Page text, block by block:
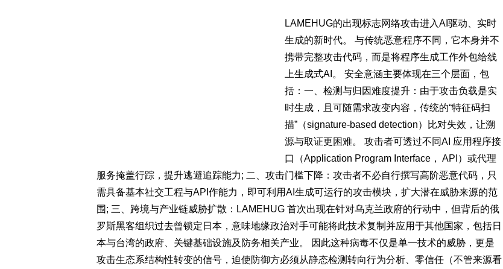
LAMEHUG的出现标志网络攻击进入AI驱动、实时
生成的新时代。 与传统恶意程序不同，它本身并不
携带完整攻击代码，而是将程序生成工作外包给线
上生成式AI。 安全意涵主要体现在三个层面，包
括：一、检测与归因难度提升：由于攻击负载是实
时生成，且可随需求改变内容，传统的“特征码扫
描”（signature-based detection）比对失效，让溯
源与取证更困难。 攻击者可透过不同AI 应用程序接
口（Application Program Interface， API）或代理
服务掩盖行踪，提升逃避追踪能力; 二、攻击门槛下降：攻击者不必自行撰写高阶恶意代码，只
需具备基本社交工程与API作能力，即可利用AI生成可运行的攻击模块，扩大潜在威胁来源的范
围; 三、跨境与产业链威胁扩散：LAMEHUG 首次出现在针对乌克兰政府的行动中，但背后的俄
罗斯黑客组织过去曾锁定日本，意味地缘政治对手可能将此技术复制并应用于其他国家，包括日
本与台湾的政府、关键基础设施及防务相关产业。 因此这种病毒不仅是单一技术的威胁，更是
攻击生态系结构性转变的信号，迫使防御方必须从静态检测转向行为分析、零信任（不管来源看